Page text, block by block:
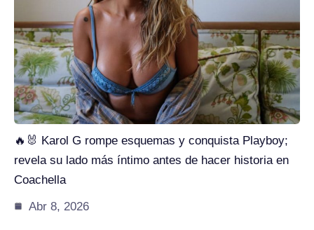
🔥🐰 Karol G rompe esquemas y conquista Playboy;
revela su lado más íntimo antes de hacer historia en
Coachella
Abr 8, 2026